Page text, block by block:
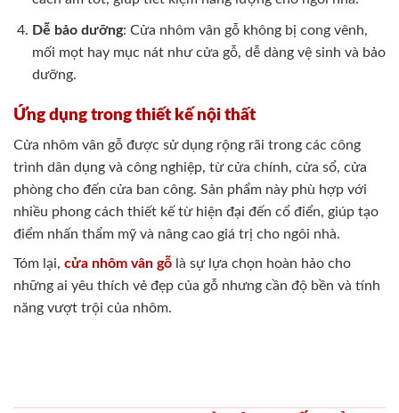
Dễ bảo dưỡng: Cửa nhôm vân gỗ không bị cong vênh,
mối mọt hay mục nát như cửa gỗ, dễ dàng vệ sinh và bảo
dưỡng.
Ứng dụng trong thiết kế nội thất
Cửa nhôm vân gỗ được sử dụng rộng rãi trong các công
trình dân dụng và công nghiệp, từ cửa chính, cửa sổ, cửa
phòng cho đến cửa ban công. Sản phẩm này phù hợp với
nhiều phong cách thiết kế từ hiện đại đến cổ điển, giúp tạo
điểm nhấn thẩm mỹ và nâng cao giá trị cho ngôi nhà.
Tóm lại, cửa nhôm vân gỗ là sự lựa chọn hoàn hảo cho
những ai yêu thích vẻ đẹp của gỗ nhưng cần độ bền và tính
năng vượt trội của nhôm.